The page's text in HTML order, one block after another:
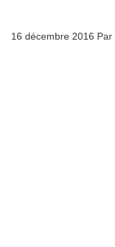
16 décembre 2016 Par